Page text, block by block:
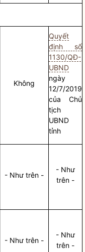
Không
Quyết
định số
1130/QĐ-
UBND
ngày
12/7/2019
của Chủ
tịch
UBND
tỉnh
- Như trên -
- Như
trên -
- Như trên -
- Như
trên -